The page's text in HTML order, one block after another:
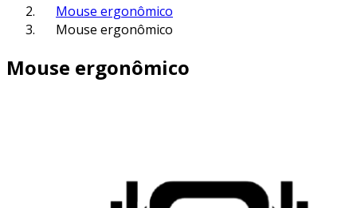
Mouse ergonômico
Mouse ergonômico
Mouse ergonômico